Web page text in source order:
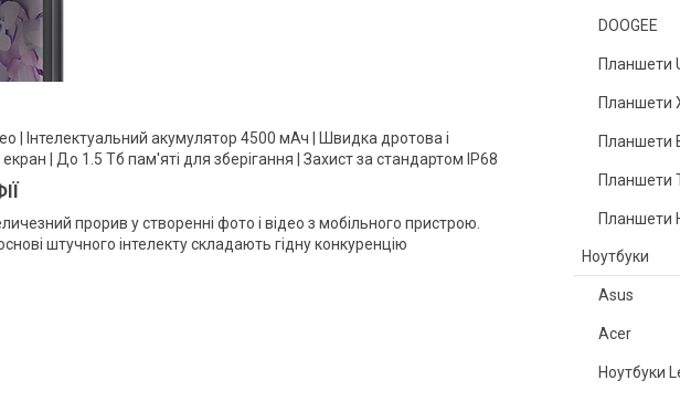
DOOGEE
Планшети
Планшети
Планшети
Планшети
Планшети
Ноутбуки
Asus
Acer
Ноутбуки
| Інтелектуальний акумулятор 4500 мАч | Швидка дротова і
| До 1.5 Тб пам'яті для зберігання | Захист за стандартом IP68
прорив у створенні фото і відео з мобільного пристрою.
штучного інтелекту складають гідну конкуренцію